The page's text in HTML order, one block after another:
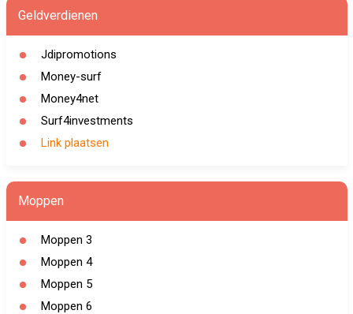
Geldverdienen
Jdipromotions
Money-surf
Money4net
Surf4investments
Link plaatsen
Moppen
Moppen 3
Moppen 4
Moppen 5
Moppen 6